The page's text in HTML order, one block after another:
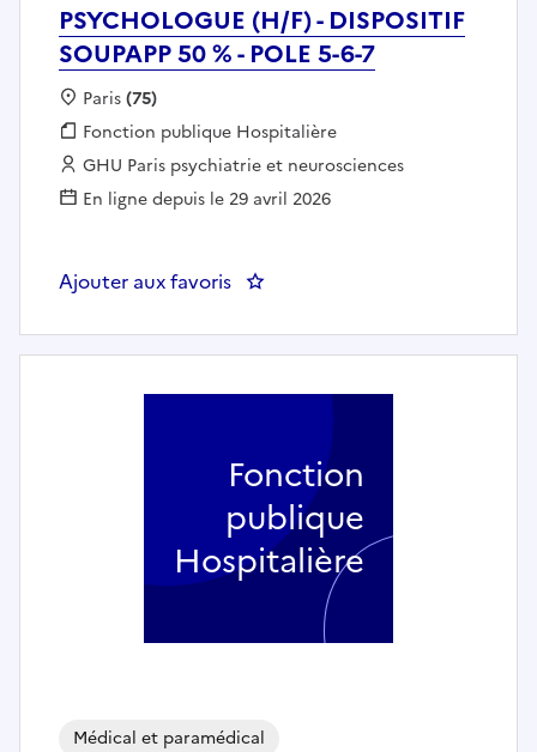
PSYCHOLOGUE (H/F) - DISPOSITIF
SOUPAPP 50 % - POLE 5-6-7
Localisation :
Paris(75)
Fonction publique :
Fonction publique Hospitalière
Employeur :
GHU Paris psychiatrie et neurosciences
En ligne depuis le 29 avril 2026
Ajouter aux favoris : PSYCHOLOGUE (H/F) -
Médical et paramédical
Fonction
publique
Hospitalière